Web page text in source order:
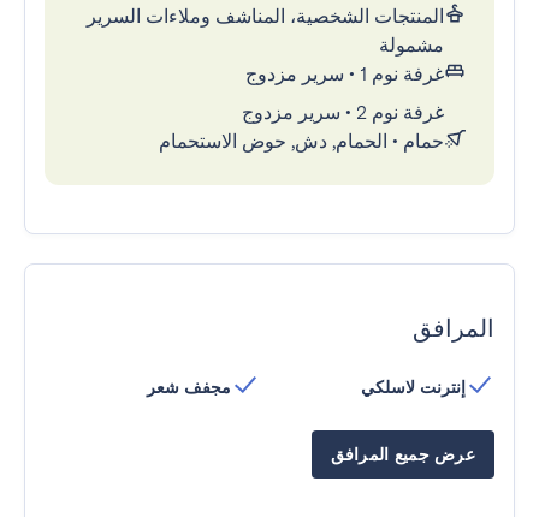
المنتجات الشخصية، المناشف وملاءات السرير
مشمولة
غرفة نوم 1
• سرير مزدوج
غرفة نوم 2
• سرير مزدوج
حمام • الحمام, دش, حوض الاستحمام
المرافق
إنترنت لاسلكي مجفف شعر
عرض جميع المرافق